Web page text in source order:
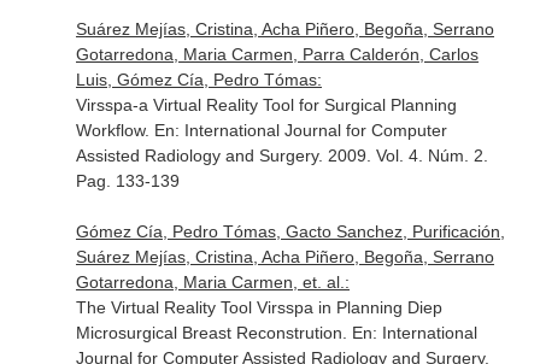
Suárez Mejías, Cristina, Acha Piñero, Begoña, Serrano
Gotarredona, Maria Carmen, Parra Calderón, Carlos
Luis, Gómez Cía, Pedro Tómas:
Virsspa-a Virtual Reality Tool for Surgical Planning
Workflow. En: International Journal for Computer
Assisted Radiology and Surgery. 2009. Vol. 4. Núm. 2.
Pag. 133-139
Gómez Cía, Pedro Tómas, Gacto Sanchez, Purificación,
Suárez Mejías, Cristina, Acha Piñero, Begoña, Serrano
Gotarredona, Maria Carmen, et. al.:
The Virtual Reality Tool Virsspa in Planning Diep
Microsurgical Breast Reconstrution. En: International
Journal for Computer Assisted Radiology and Surgery.